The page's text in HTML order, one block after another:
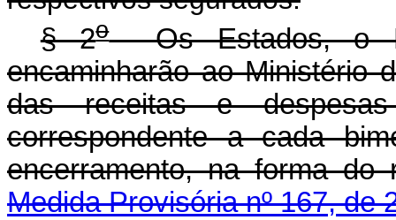
§ 2oOs Estados, o
encaminharão ao Ministério
das receitas e
correspondente a cada
encerramento, na forma
Medida Provisória nº 167, de